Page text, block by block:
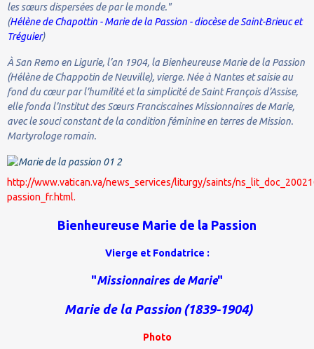
les sœurs dispersées de par le monde."
(Hélène de Chapottin - Marie de la Passion - diocèse de Saint-Brieuc et
Tréguier)
À San Remo en Ligurie, l’an 1904, la Bienheureuse Marie de la Passion
(Hélène de Chappotin de Neuville), vierge. Née à Nantes et saisie au
fond du cœur par l’humilité et la simplicité de Saint François d’Assise,
elle fonda l’Institut des Sœurs Franciscaines Missionnaires de Marie,
avec le souci constant de la condition féminine en terres de Mission.
Martyrologe romain.
http://www.vatican.va/news_services/liturgy/saints/
passion_fr.html.
Bienheureuse Marie de la Passion
Vierge et Fondatrice :
"Missionnaires de Marie"
Marie de la Passion (1839-1904)
Photo